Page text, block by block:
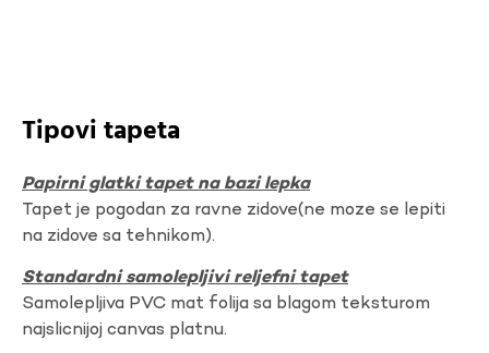
Tipovi tapeta
Papirni glatki tapet na bazi lepka
Tapet je pogodan za ravne zidove(ne moze se lepiti
na zidove sa tehnikom).
Standardni samolepljivi reljefni tapet
Samolepljiva PVC mat folija sa blagom teksturom
najslicnijoj canvas platnu.